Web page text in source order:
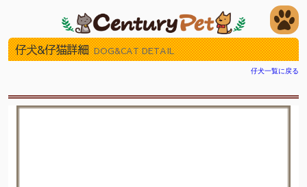
仔犬&仔猫詳細 DOG&CAT DETAIL
仔犬一覧に戻る